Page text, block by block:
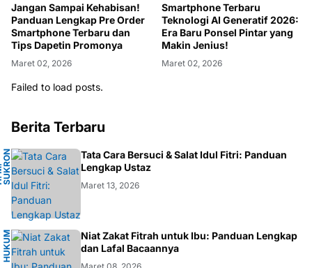
Jangan Sampai Kehabisan!
Panduan Lengkap Pre Order
Smartphone Terbaru dan
Tips Dapetin Promonya
Maret 02, 2026
Smartphone Terbaru
Teknologi AI Generatif 2026:
Era Baru Ponsel Pintar yang
Makin Jenius!
Maret 02, 2026
Failed to load posts.
Berita Terbaru
NA
Tata Cara Bersuci & Salat Idul Fitri: Panduan
Lengkap Ustaz
Maret 13, 2026
H
U
KU
M
I
S
L
AM
Niat Zakat Fitrah untuk Ibu: Panduan Lengkap
dan Lafal Bacaannya